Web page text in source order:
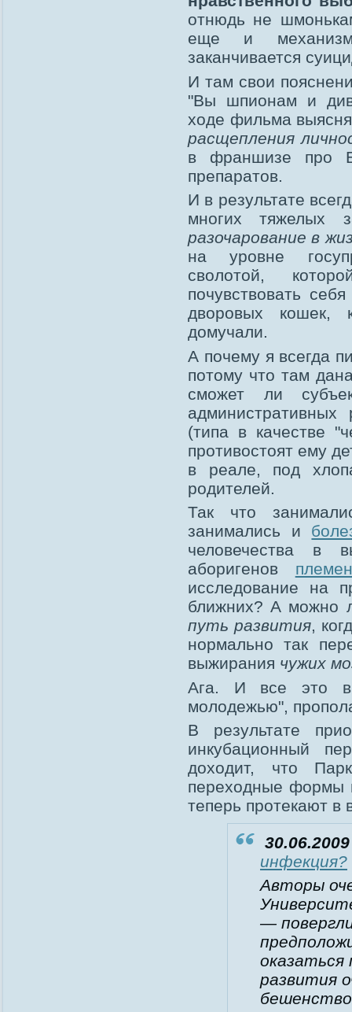
отнюдь не
еще и механизм
заканчивается
И там свои
"Вы шпионам и
ходе фильма
расщепления
в франшизе про
препаратов.
И в результате
многих тяжелых
разочарование в
на уровне
сволотой,
почувствовать
дворовых кошек,
домучали.
А почему я всегда
потому что там
сможет ли
(типа в качестве
противостоят ему
в реале, под
родителей.
Так что
занимались и
человечества в
аборигенов
исследование на
ближних? А можно
путь развития,
нормально так
выжирания чужих
Ага. И все это
молодежью",
В результате
инкубационный
доходит, что
переходные формы
теперь протекают в
инфекция?
Авторы
—
оказаться
развития